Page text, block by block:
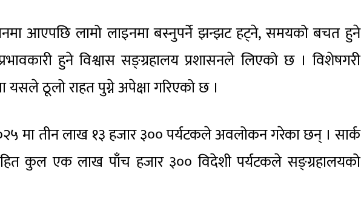
आएपछि लामो लाइनमा बस्नुपर्ने झन्झट हट्ने, समयको बचत हुने
हुने विश्वास सङ्ग्रहालय प्रशासनले लिएको छ । विशेषगरी
ठूलो राहत पुग्ने अपेक्षा गरिएको छ ।
मा तीन लाख १३ हजार ३०० पर्यटकले अवलोकन गरेका छन् । सार्क
कुल एक लाख पाँच हजार ३०० विदेशी पर्यटकले सङ्ग्रहालयको